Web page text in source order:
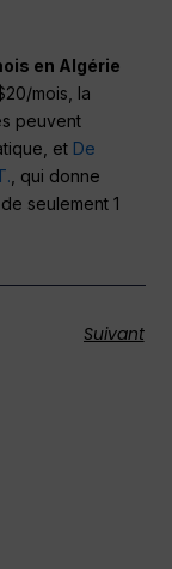
en Algérie
mois, la
peuvent
et De
, qui donne
seulement 1
Suivant